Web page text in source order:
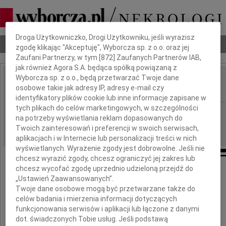
Nekrologi Odeszli Poradnik pogrzebowy
IMIĘ I NAZWISKO: Jan Szostak
REGION: Wrocław
DATA EMISJI: 21.01.2011
Z wielkim żalem zawiadamiam,
że w dniu 15 stycznia 2011 roku w Chicago
zmarł mój jedyny Brat
Dbamy o Twoją prywatność
Droga Użytkowniczko, Drogi Użytkowniku, jeśli wyrazisz
zgodę klikając "Akceptuję", Wyborcza sp. z o.o. oraz jej
Zaufani Partnerzy, w tym [872 ] Zaufanych Partnerów IAB,
jak również Agora S.A. będąca spółką powiązaną z
Wyborcza sp. z o.o., będą przetwarzać Twoje dane
osobowe takie jak adresy IP, adresy e-mail czy
identyfikatory plików cookie lub inne informacje zapisane w
tych plikach do celów marketingowych, w szczególności
na potrzeby wyświetlania reklam dopasowanych do
Twoich zainteresowań i preferencji w swoich serwisach,
aplikacjach i w Internecie lub personalizacji treści w nich
wyświetlanych. Wyrażenie zgody jest dobrowolne. Jeśli nie
chcesz wyrazić zgody, chcesz ograniczyć jej zakres lub
chcesz wycofać zgodę uprzednio udzieloną przejdź do
„Ustawień Zaawansowanych”.
Twoje dane osobowe mogą być przetwarzane także do
celów badania i mierzenia informacji dotyczących
funkcjonowania serwisów i aplikacji lub łączone z danymi
dot. świadczonych Tobie usług. Jeśli podstawą